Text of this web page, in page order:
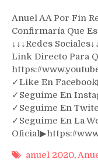
Anuel AA Por Fin
Confirmaría Que
↓↓↓Redes
Link Directo Para
https://
✓Like En
✓Seguime En
✓Seguime En
✓Seguime En La
Oficial▶https://
anuel 2020,